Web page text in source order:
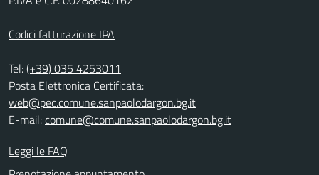
Codici fatturazione IPA
Tel:(+39) 035 4253011
Posta Elettronica Certificata:
web@pec.comune.sanpaolodargon.bg.it
E-mail:comune@comune.sanpaolodargon.bg.it
Leggi le FAQ